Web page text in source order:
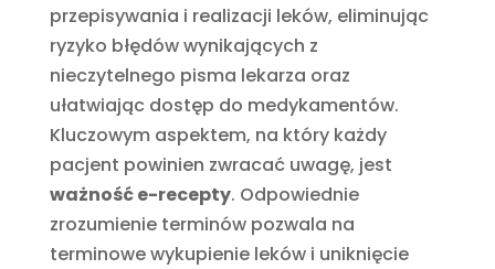
przepisywania i realizacji leków, eliminując
ryzyko błędów wynikających z
nieczytelnego pisma lekarza oraz
ułatwiając dostęp do medykamentów.
Kluczowym aspektem, na który każdy
pacjent powinien zwracać uwagę, jest
ważność e-recepty. Odpowiednie
zrozumienie terminów pozwala na
terminowe wykupienie leków i uniknięcie